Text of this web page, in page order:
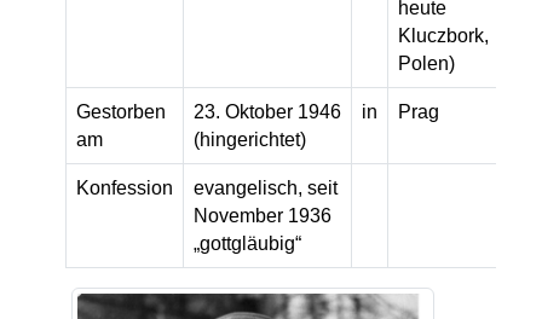
heute
Kluczbork,
Polen)
Gestorben
am
23. Oktober 1946
(hingerichtet)
in Prag
Konfession
evangelisch, seit
November 1936
„gottgläubig“